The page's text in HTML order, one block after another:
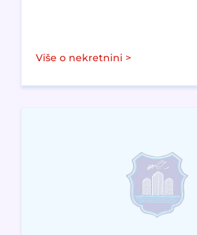
Više o nekretnini >